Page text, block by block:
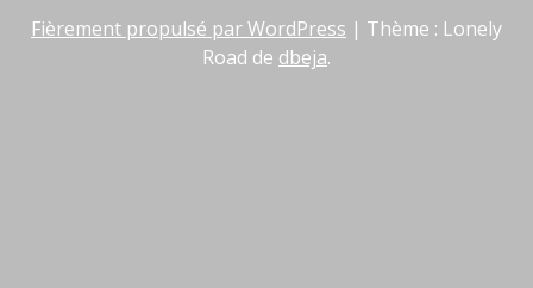
l’article
Fièrement propulsé par WordPress | Thème : Lonely
Road de dbeja.